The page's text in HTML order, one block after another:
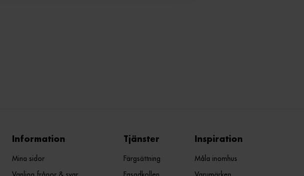
Information
Mina sidor
Tjänster
Färgsättning
Inspiration
Måla inomhus